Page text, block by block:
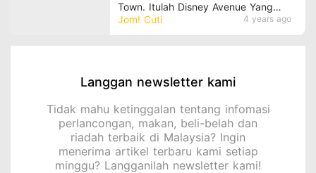
Jom! Cuti 4 years ago
Town. Itulah Disney Avenue Yang
Terletak Di Kampar
Langgan newsletter kami
Tidak mahu ketinggalan tentang infomasi
perlancongan, makan, beli-belah dan
riadah terbaik di Malaysia? Ingin
menerima artikel terbaru kami setiap
minggu? Langganilah newsletter kami!